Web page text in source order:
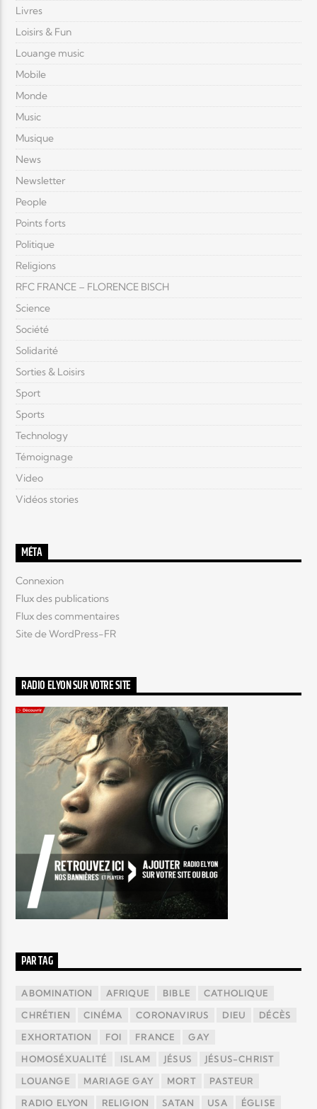
Livres
Loisirs & Fun
Louange music
Mobile
Monde
Music
Musique
News
Newsletter
People
Points forts
Politique
Religions
RFC FRANCE – FLORENCE BISCH
Science
Société
Solidarité
Sorties & Loisirs
Sport
Sports
Technology
Témoignage
Video
Vidéos stories
MÉTA
Connexion
Flux des publications
Flux des commentaires
Site de WordPress-FR
RADIO ELYON SUR VOTRE SITE
PAR TAG
ABOMINATION AFRIQUE BIBLE CATHOLIQUE
CHRÉTIEN CINÉMA CORONAVIRUS DIEU DÉCÈS
EXHORTATION FOI FRANCE GAY
HOMOSÉXUALITÉ ISLAM JÉSUS JÉSUS-CHRIST
LOUANGE MARIAGE GAY MORT PASTEUR
RADIO ELYON RELIGION SATAN USA ÉGLISE